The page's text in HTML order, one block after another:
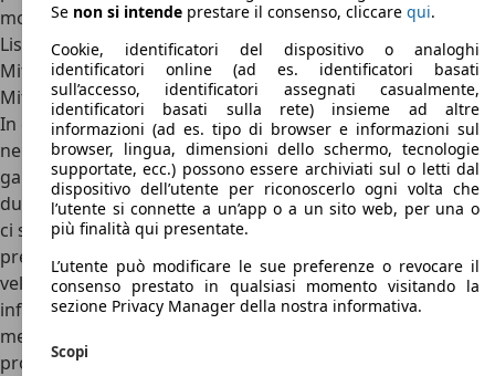
molto quelle del nostro passato.
Listino prezzi Mitsubishi L300
Mitsubishi L300: da 14.100 euro
Mitsubishi L300: concorrenti e conclusioni
In conclusione la Mitsubishi L300, o Delica-3 come è nota
nel mercato giapponese, è una vettura in grado di
garantire affidabilità nonostante porti sulle spalle più di
due decenni. A livello estetico e di interni ovviamente non
ci si può aspettare nulla: l’idea di base deve essere di
prediligere l’affidabilità e la concretezza a qualsiasi tipo di
velleità estetica o tecnologica. Forte dei consumi ridotti,
infine, Mitsubishi con questo veicolo riesce ad offrire sul
mercato (ad oggi solo più quello delle Filippine) un
prodotto decisamente economico pensato per anteporre
Se non si intende prestare il consenso, cliccare qui.
Cookie, identificatori del dispositivo o analoghi
identificatori online (ad es. identificatori basati
sull’accesso, identificatori assegnati casualmente,
identificatori basati sulla rete) insieme ad altre
informazioni (ad es. tipo di browser e informazioni sul
browser, lingua, dimensioni dello schermo, tecnologie
supportate, ecc.) possono essere archiviati sul o letti dal
dispositivo dell’utente per riconoscerlo ogni volta che
l’utente si connette a un’app o a un sito web, per una o
più finalità qui presentate.
L’utente può modificare le sue preferenze o revocare il
consenso prestato in qualsiasi momento visitando la
sezione Privacy Manager della nostra informativa.
Scopi